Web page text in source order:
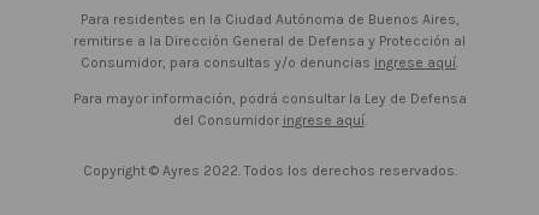
Para residentes en la Ciudad Autónoma de Buenos Aires,
remitirse a la Dirección General de Defensa y Protección al
Consumidor, para consultas y/o denuncias ingrese aquí.
Para mayor información, podrá consultar la Ley de Defensa
del Consumidor ingrese aquí.
Copyright © Ayres 2022. Todos los derechos reservados.